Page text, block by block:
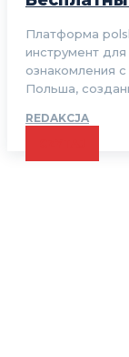
Платформа
инструмент для
ознакомления
Польша,
REDAKCJA